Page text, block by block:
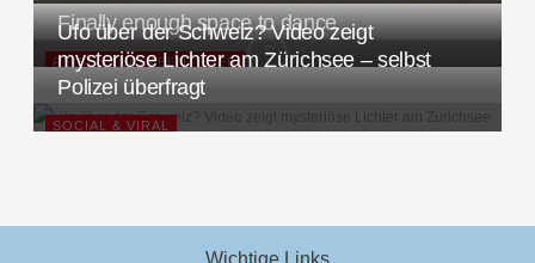
REISEN UND ABENTEUER
Finally enough space to dance
SOCIAL & VIRAL
Ufo über der Schweiz? Video zeigt
mysteriöse Lichter am Zürichsee – selbst
Polizei überfragt
Wichtige Links